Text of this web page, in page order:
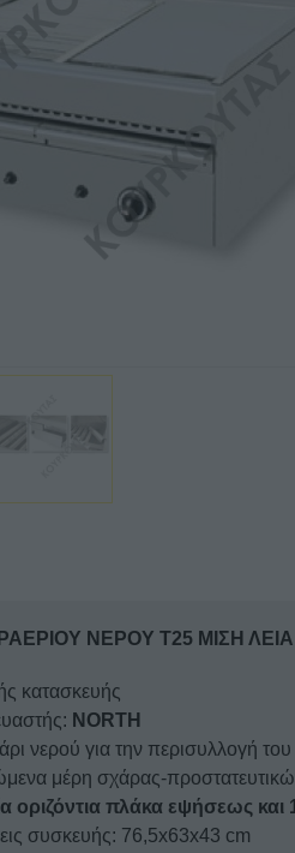
ΝΕΡΟΥ Τ25 ΜΙΣΗ
κατασκευής
NORTH
νερού για την περισυλλογή
μέρη σχάρας-
οριζόντια πλάκα εψήσεως
συσκευής: 76,5x63x43 cm